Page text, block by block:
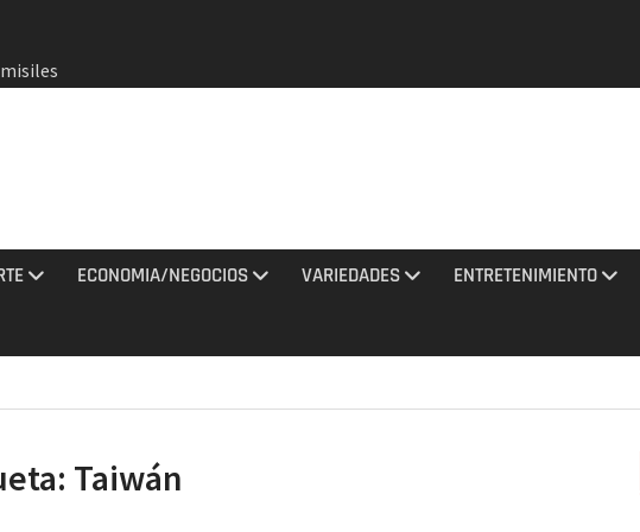
a
vs.
3
ECONOMIA/NEGOCIOS VARIEDADES ENTRETENIMIENTO
Taiwán